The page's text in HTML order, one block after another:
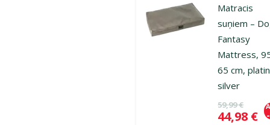
Matracis
suņiem –
Fantasy
Mattress,
65 cm,
silver
Oriģinālā
59,99 €
Cena
44,98 €